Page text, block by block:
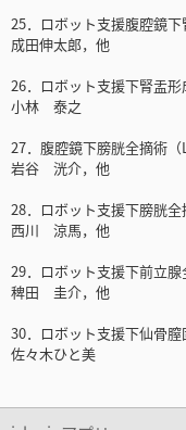
25．ロボット支援腹腔鏡
成田伸太郎，他
26．ロボット支援下腎盂形
小林 泰之
27．腹腔鏡下膀胱全摘術
岩谷 洸介，他
28．ロボット支援下膀胱全
西川 涼馬，他
29．ロボット支援下前立
稗田 圭介，他
30．ロボット支援下仙骨膣
佐々木ひと美